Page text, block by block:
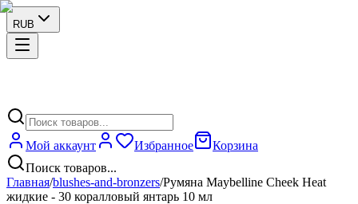
RUB
Мой аккаунт Избранное
Корзина
Поиск товаров...
Главная/blushes-and-bronzers/Румяна Maybelline Cheek Heat
жидкие - 30 коралловый янтарь 10 мл